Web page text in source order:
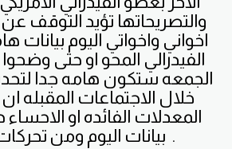
والتصريحاتها تؤيد التوقف عن
اخواني واخواتي اليوم بيانات
الفيدرالي المحو او حتى وضحوا
الجمعه ستكون هامه جدا
خلال الاجتماعات المقبله
المعدلات الفائده او الاحساء
بيانات اليوم ومن تحركات الاسواق .